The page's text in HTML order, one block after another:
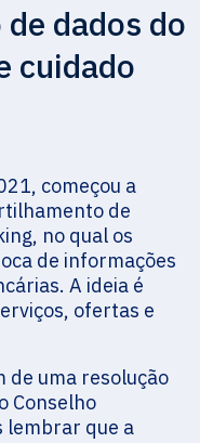
dados do
cuidado
começou a
de
no qual os
de informações
A ideia é
ofertas e
de uma resolução
Conselho
lembrar que a